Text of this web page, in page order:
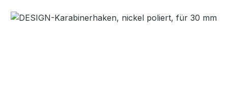
Bildergalerie überspringen